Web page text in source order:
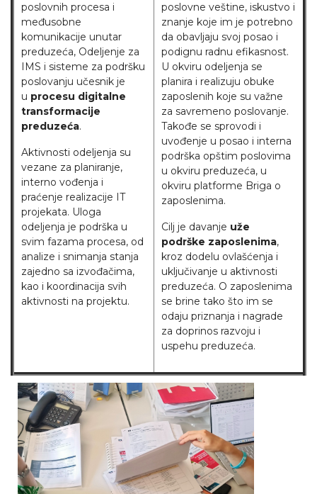
poslovnih procesa i
međusobne
komunikacije unutar
preduzeća, Odeljenje za
IMS i sisteme za podršku
poslovanju učesnik je
u procesu digitalne
transformacije
preduzeća.
Aktivnosti odeljenja su
vezane za planiranje,
interno vođenja i
praćenje realizacije IT
projekata. Uloga
odeljenja je podrška u
svim fazama procesa, od
analize i snimanja stanja
zajedno sa izvođačima,
kao i koordinacija svih
aktivnosti na projektu.
poslovne veštine, iskustvo i
znanje koje im je potrebno
da obavljaju svoj posao i
podignu radnu efikasnost.
U okviru odeljenja se
planira i realizuju obuke
zaposlenih koje su važne
za savremeno poslovanje.
Takođe se sprovodi i
uvođenje u posao i interna
podrška opštim poslovima
u okviru preduzeća, u
okviru platforme Briga o
zaposlenima.
Cilj je davanje uže
podrške zaposlenima,
kroz dodelu ovlašćenja i
uključivanje u aktivnosti
preduzeća. O zaposlenima
se brine tako što im se
odaju priznanja i nagrade
za doprinos razvoju i
uspehu preduzeća.